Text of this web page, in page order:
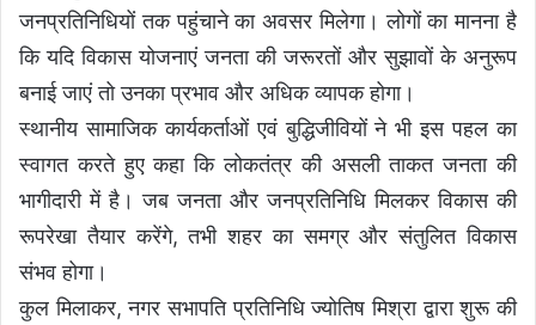
जनप्रतिनिधियों तक पहुंचाने का अवसर मिलेगा। लोगों का मानना है
कि यदि विकास योजनाएं जनता की जरूरतों और सुझावों के अनुरूप
बनाई जाएं तो उनका प्रभाव और अधिक व्यापक होगा।
स्थानीय सामाजिक कार्यकर्ताओं एवं बुद्धिजीवियों ने भी इस पहल का
स्वागत करते हुए कहा कि लोकतंत्र की असली ताकत जनता की
भागीदारी में है। जब जनता और जनप्रतिनिधि मिलकर विकास की
रूपरेखा तैयार करेंगे, तभी शहर का समग्र और संतुलित विकास
संभव होगा।
कुल मिलाकर, नगर सभापति प्रतिनिधि ज्योतिष मिश्रा द्वारा शुरू की